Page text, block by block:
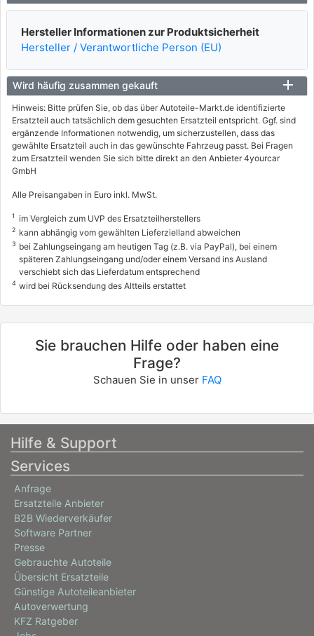
Hersteller Informationen zur Produktsicherheit
Hersteller / Verantwortliche Person (EU)
Wird häufig zusammen gekauft
Hinweis: Bitte prüfen Sie, ob das über Autoteile-Markt.de identifizierte
Ersatzteil auch tatsächlich dem gesuchten Ersatzteil entspricht. Ggf. sind
ergänzende Informationen notwendig, um sicherzustellen, dass das
gewählte Ersatzteil auch in das gewünschte Fahrzeug passt. Bei Fragen
zum Ersatzteil wenden Sie sich bitte direkt an den Anbieter 4yourcar
GmbH
Alle Preisangaben in Euro inkl. MwSt.
1 im Vergleich zum UVP des Ersatzteilherstellers
2 kann abhängig vom gewählten Lieferzielland abweichen
3 bei Zahlungseingang am heutigen Tag (z.B. via PayPal), bei einem
späteren Zahlungseingang und/oder einem Versand ins Ausland
verschiebt sich das Lieferdatum entsprechend
4 wird bei Rücksendung des Altteils erstattet
Sie brauchen Hilfe oder haben eine
Frage?
Schauen Sie in unser FAQ
Hilfe & Support
Services
Anfrage
Ersatzteile Anbieter
B2B Wiederverkäufer
Software Partner
Presse
Gebrauchte Autoteile
Übersicht Ersatzteile
Günstige Autoteileanbieter
Autoverwertung
KFZ Ratgeber